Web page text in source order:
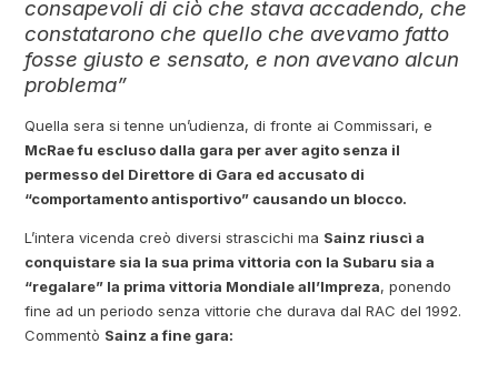
consapevoli di ciò che stava accadendo, che
constatarono che quello che avevamo fatto
fosse giusto e sensato, e non avevano alcun
problema”
Quella sera si tenne un’udienza, di fronte ai Commissari, e
McRae fu escluso dalla gara per aver agito senza il
permesso del Direttore di Gara ed accusato di
“comportamento antisportivo” causando un blocco.
L’intera vicenda creò diversi strascichi ma Sainz riuscì a
conquistare sia la sua prima vittoria con la Subaru sia a
“regalare” la prima vittoria Mondiale all’Impreza, ponendo
fine ad un periodo senza vittorie che durava dal RAC del 1992.
Commentò Sainz a fine gara: